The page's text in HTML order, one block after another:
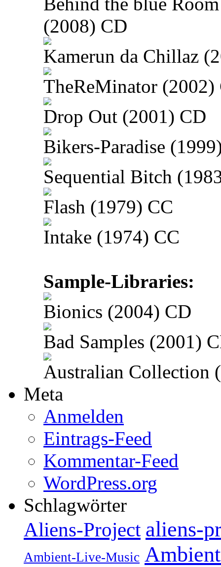
(2008) CD
Kamerun da Chillaz
TheReMinator (2002)
Drop Out (2001) CD
Bikers-Paradise
Sequential Bitch
Flash (1979) CC
Intake (1974) CC
Sample-Libraries:
Bionics (2004) CD
Bad Samples (2001)
Australian Collection
Meta
Anmelden
Eintrags-Feed
Kommentar-Feed
WordPress.org
Schlagwörter
Aliens-Project aliens-
Ambient-Live-Music